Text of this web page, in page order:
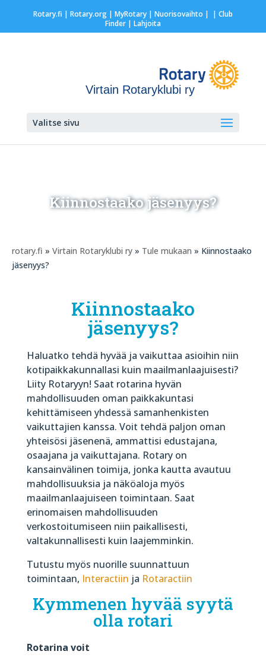
Rotary.fi | Rotary.org| MyRotary | Nuorisovaihto | | Club
Finder| Lahjoita
Virtain Rotaryklubi ry
Valitse sivu
Kiinnostaako jäsenyys?
rotary.fi » Virtain Rotaryklubi ry » Tule mukaan » Kiinnostaako
jäsenyys?
Kiinnostaako
jäsenyys?
Haluatko tehdä hyvää ja vaikuttaa asioihin niin
kotipaikkakunnallasi kuin maailmanlaajuisesti?
Liity Rotaryyn! Saat rotarina hyvän
mahdollisuuden oman paikkakuntasi
kehittämiseen yhdessä samanhenkisten
vaikuttajien kanssa. Voit tehdä paljon oman
yhteisösi jäsenenä, ammattisi edustajana,
osaajana ja vaikuttajana. Rotary on
kansainvälinen toimija, jonka kautta avautuu
mahdollisuuksia ja näköaloja myös
maailmanlaajuiseen toimintaan. Saat
erinomaisen mahdollisuuden
verkostoitumiseen niin paikallisesti,
valtakunnallisesti kuin laajemminkin.
Tutustu myös nuorille suunnattuun
toimintaan, Interactiin ja Rotaractiin
Kymmenen hyvää syytä
olla rotari
Rotarina voit